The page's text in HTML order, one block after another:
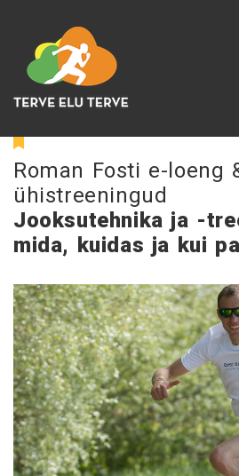
Roman Fosti e-loeng
ühistreeningud
Jooksutehnika ja -
mida, kuidas ja kui